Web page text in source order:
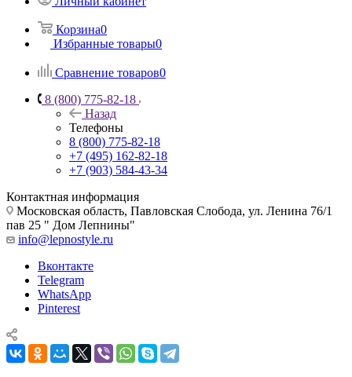
Корзина0
Избранные товары0
Сравнение товаров0
8 (800) 775-82-18
Назад
Телефоны
8 (800) 775-82-18
+7 (495) 162-82-18
+7 (903) 584-43-34
Контактная информация
Московская область, Павловская Слобода, ул. Ленина 76/1
пав 25 " Дом Лепнины"
info@lepnostyle.ru
Вконтакте
Telegram
WhatsApp
Pinterest